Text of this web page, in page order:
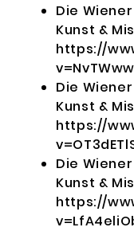
Die
Kunst &
https://
Die
Kunst &
https://
Die
Kunst &
https://